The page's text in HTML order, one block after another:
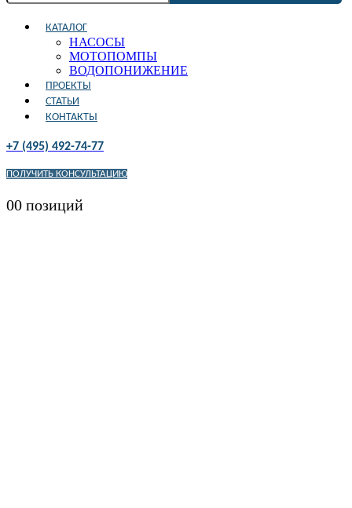
КАТАЛОГ
НАСОСЫ
МОТОПОМПЫ
ВОДОПОНИЖЕНИЕ
ПРОЕКТЫ
СТАТЬИ
КОНТАКТЫ
+7 (495) 492-74-77
ПОЛУЧИТЬ КОНСУЛЬТАЦИЮ
00 позиций